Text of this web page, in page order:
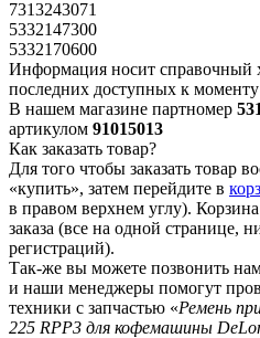
7313243071
5332147300
5332170600
Информация носит справочный
последних доступных к
В нашем магазине партномер
артикулом 91015013
Как заказать товар?
Для того чтобы заказать товар
«купить», затем перейдите в
в правом верхнем углу).
заказа (все на одной странице,
регистраций).
Так-же вы можете позвонить
и наши менеджеры помогут
техники с запчастью «Ремень
225 RPP3 для кофемашины